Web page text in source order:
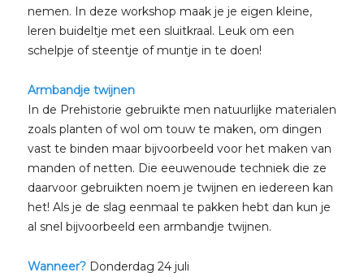
nemen. In deze workshop maak je je eigen kleine,
leren buideltje met een sluitkraal. Leuk om een
schelpje of steentje of muntje in te doen!
Armbandje twijnen
In de Prehistorie gebruikte men natuurlijke materialen
zoals planten of wol om touw te maken, om dingen
vast te binden maar bijvoorbeeld voor het maken van
manden of netten. Die eeuwenoude techniek die ze
daarvoor gebruikten noem je twijnen en iedereen kan
het! Als je de slag eenmaal te pakken hebt dan kun je
al snel bijvoorbeeld een armbandje twijnen.
Wanneer?Donderdag 24 juli